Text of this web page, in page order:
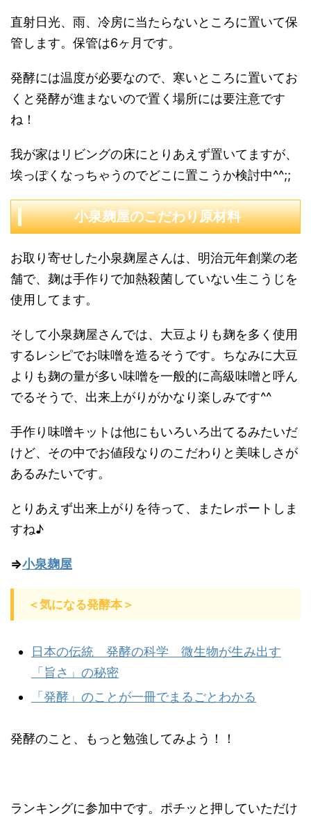
直射日光、雨、冷房に当たらないところに置いて保
管します。保管は6ヶ月です。
発酵には温度が必要なので、寒いところに置いてお
くと発酵が進まないので置く場所には要注意です
ね！
我が家はリビングの床にとりあえず置いてますが、
埃っぽくなっちゃうのでどこに置こうか検討中^^;;
小泉麹屋のこだわり原材料
お取り寄せした小泉麹屋さんは、明治元年創業の老
舗で、麹は手作りで加熱殺菌していない生こうじを
使用してます。
そして小泉麹屋さんでは、大豆よりも麹を多く使用
するレシピでお味噌を造るそうです。ちなみに大豆
よりも麹の量が多い味噌を一般的に高級味噌と呼ん
でるそうで、出来上がりがかなり楽しみです^^
手作り味噌キットは他にもいろいろ出てるみたいだ
けど、その中でお値段なりのこだわりと美味しさが
あるみたいです。
とりあえず出来上がりを待って、またレポートしま
すね♪
⇒小泉麹屋
＜気になる発酵本＞
日本の伝統 発酵の科学 微生物が生み出す
「旨さ」の秘密
「発酵」のことが一冊でまるごとわかる
発酵のこと、もっと勉強してみよう！！
ランキングに参加中です。ポチッと押していただけ